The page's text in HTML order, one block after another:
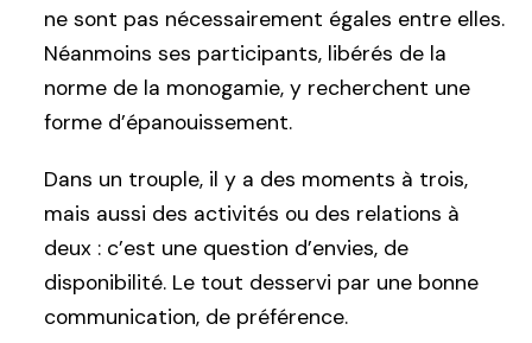
ne sont pas nécessairement égales entre elles.
Néanmoins ses participants, libérés de la
norme de la monogamie, y recherchent une
forme d’épanouissement.
Dans un trouple, il y a des moments à trois,
mais aussi des activités ou des relations à
deux : c’est une question d’envies, de
disponibilité. Le tout desservi par une bonne
communication, de préférence.